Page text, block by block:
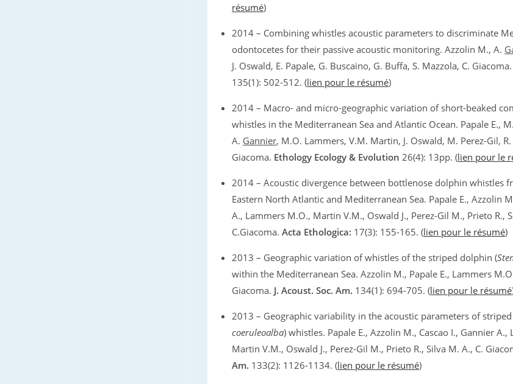
résumé)
2014 – Combining whistles acoustic parameters to discriminate
odontocetes for their passive acoustic monitoring. Azzolin M., A.
J. Oswald, E. Papale, G. Buscaino, G. Buffa, S. Mazzola, C. Giacoma.
135(1): 502-512. (lien pour le résumé)
2014 – Macro- and micro-geographic variation of short-beaked
whistles in the Mediterranean Sea and Atlantic Ocean. Papale E.,
A. Gannier, M.O. Lammers, V.M. Martin, J. Oswald, M. Perez-Gil,
Giacoma. Ethology Ecology & Evolution26(4): 13pp. (lien pour le
2014 – Acoustic divergence between bottlenose dolphin whistles
Eastern North Atlantic and Mediterranean Sea. Papale E., Azzolin
A., Lammers M.O., Martin V.M., Oswald J., Perez-Gil M., Prieto R.,
C.Giacoma.Acta Ethologica: 17(3): 155-165. (lien pour le résumé)
2013 – Geographic variation of whistles of the striped dolphin (
within the Mediterranean Sea. Azzolin M., Papale E., Lammers
Giacoma. J. Acoust. Soc. Am. 134(1): 694-705. (lien pour le résumé
2013 – Geographic variability in the acoustic parameters of striped
coeruleoalba) whistles. Papale E., Azzolin M., Cascao I., Gannier A.,
Martin V.M., Oswald J., Perez-Gil M., Prieto R., Silva M. A., C.
Am. 133(2): 1126-1134. (lien pour le résumé)